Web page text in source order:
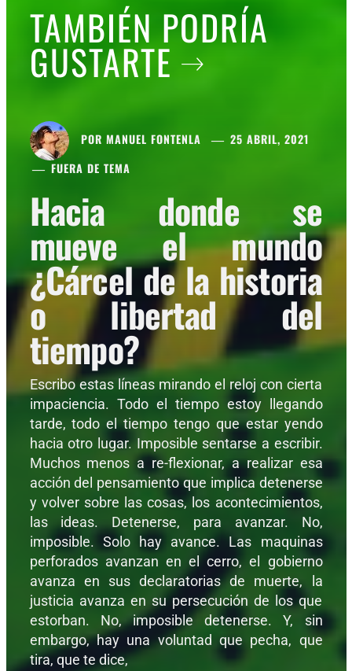
TAMBIÉN PODRÍA
GUSTARTE
POR MANUEL FONTENLA
25 ABRIL, 2021
FUERA DE TEMA
Hacia donde se
mueve el mundo
¿Cárcel de la historia
o libertad del
tiempo?
Escribo estas líneas mirando el reloj con cierta
impaciencia. Todo el tiempo estoy llegando
tarde, todo el tiempo tengo que estar yendo
hacia otro lugar. Imposible sentarse a escribir.
Muchos menos a re-flexionar, a realizar esa
acción del pensamiento que implica detenerse
y volver sobre las cosas, los acontecimientos,
las ideas. Detenerse, para avanzar. No,
imposible. Solo hay avance. Las maquinas
perforados avanzan en el cerro, el gobierno
avanza en sus declaratorias de muerte, la
justicia avanza en su persecución de los que
estorban. No, imposible detenerse. Y, sin
embargo, hay una voluntad que pecha, que
tira, que te dice,